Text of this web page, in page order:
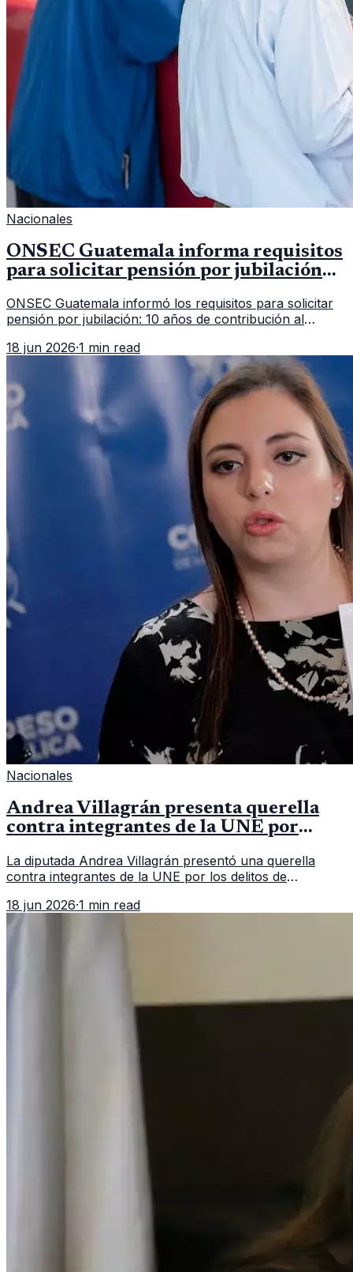
Nacionales
ONSEC Guatemala informa requisitos
para solicitar pensión por jubilación
ONSEC Guatemala informó los requisitos para solicitar
pensión por jubilación: 10 años de contribución al
importar edad.
18 jun 2026·1 min read
Nacionales
Andrea Villagrán presenta querella
contra integrantes de la UNE por
La diputada Andrea Villagrán presentó una querella
contra integrantes de la UNE por los delitos de
18 jun 2026·1 min read